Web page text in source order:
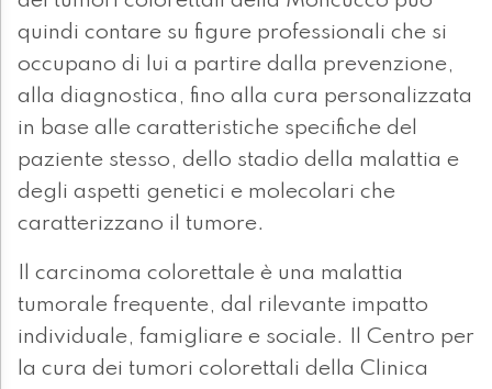
quindi contare su figure professionali che si
occupano di lui a partire dalla prevenzione,
alla diagnostica, fino alla cura personalizzata
in base alle caratteristiche specifiche del
paziente stesso, dello stadio della malattia e
degli aspetti genetici e molecolari che
caratterizzano il tumore.
Il carcinoma colorettale è una malattia
tumorale frequente, dal rilevante impatto
individuale, famigliare e sociale. Il Centro per
la cura dei tumori colorettali della Clinica